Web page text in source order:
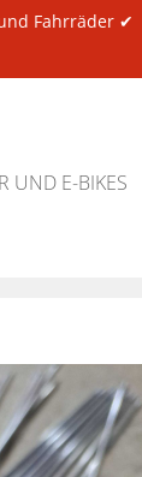
Fahrräder ✔
UND E-BIKES